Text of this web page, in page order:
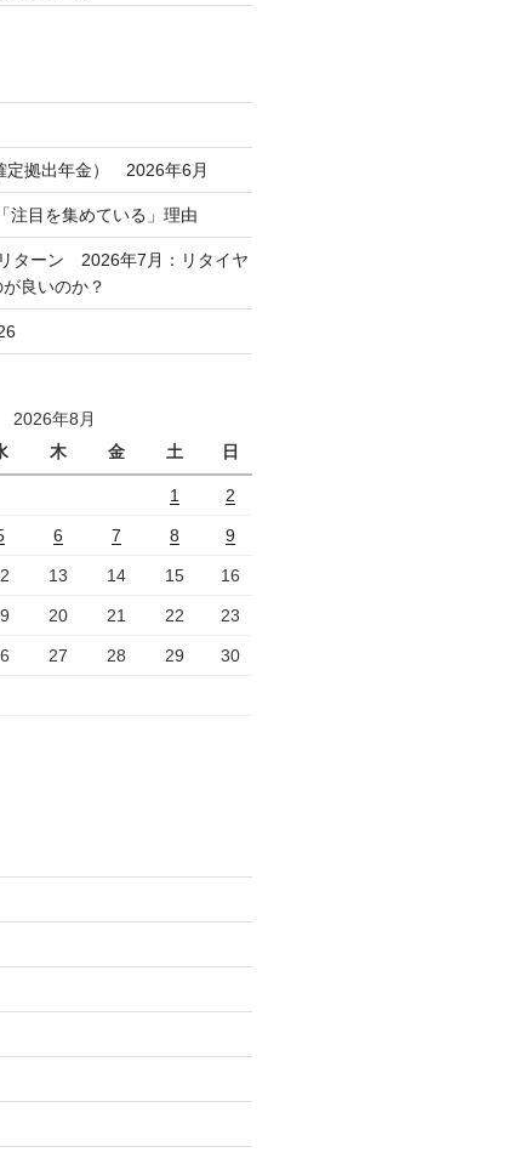
定拠出年金） 2026年6月
注目を集めている」理由
ターン 2026年7月：リタイヤ
良いのか？
2026年8月
木 金 土 日
1 2
6 7 8 9
13 14 15 16
20 21 22 23
27 28 29 30